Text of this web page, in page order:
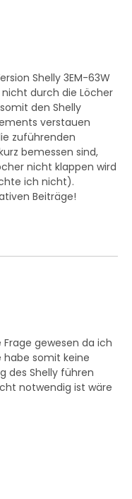
Shelly 3EM-63W
durch die Löcher
den Shelly
verstauen
zuführenden
bemessen sind,
nicht klappen wird
ich nicht).
Beiträge!
gewesen da ich
habe somit keine
des Shelly führen
notwendig ist wäre